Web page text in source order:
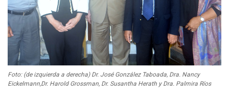
Foto: (de izquierda a derecha) Dr. José González Taboada, Dra. Nancy
Eickelmann,Dr. Harold Grossman, Dr. Susantha Herath y Dra. Palmira Ríos